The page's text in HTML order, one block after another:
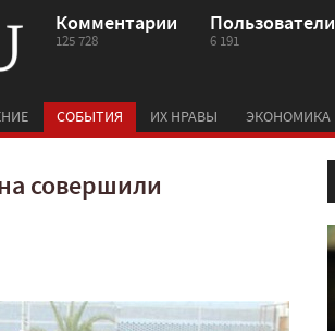
Комментарии
125 728
Пользователи
6 191
СОБЫТИЯ ИХ НРАВЫ ЭКОНОМИКА
совершили